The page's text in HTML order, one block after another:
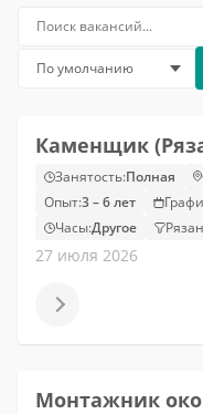
Каменщик
Занятость:Полная
Опыт:3 – 6 лет
Часы:Другое
27 июля 2026
Монтажник